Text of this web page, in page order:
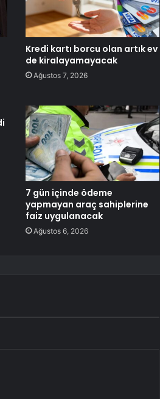
Kredi kartı borcu olan artık ev
de kiralayamayacak
Ağustos 7, 2026
7 gün içinde ödeme
yapmayan araç sahiplerine
faiz uygulanacak
Ağustos 6, 2026